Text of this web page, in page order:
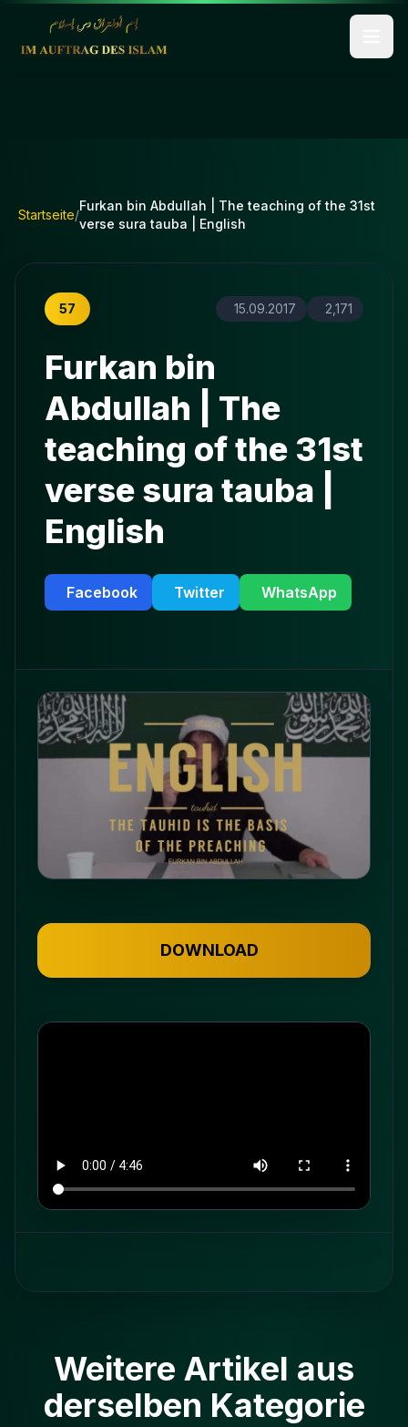
Startseite/
Furkan bin Abdullah | The teaching of the 31st
verse sura tauba | English
57 15.09.2017 2,171
Furkan bin
Abdullah | The
teaching of the 31st
verse sura tauba |
English
Facebook Twitter WhatsApp
DOWNLOAD
Weitere Artikel aus
derselben Kategorie